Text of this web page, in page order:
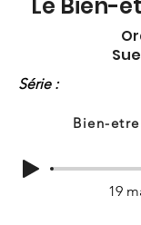
Série :
Bien-etre
19